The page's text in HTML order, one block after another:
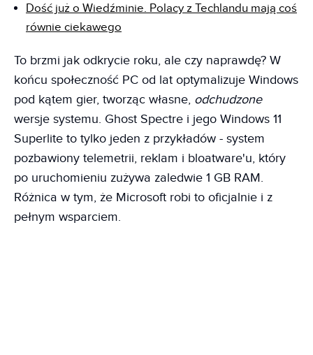
Dość już o Wiedźminie. Polacy z Techlandu mają coś
równie ciekawego
To brzmi jak odkrycie roku, ale czy naprawdę? W
końcu społeczność PC od lat optymalizuje Windows
pod kątem gier, tworząc własne, odchudzone
wersje systemu. Ghost Spectre i jego Windows 11
Superlite to tylko jeden z przykładów - system
pozbawiony telemetrii, reklam i bloatware'u, który
po uruchomieniu zużywa zaledwie 1 GB RAM.
Różnica w tym, że Microsoft robi to oficjalnie i z
pełnym wsparciem.